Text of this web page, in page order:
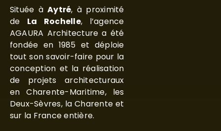
Située àAytré, à proximité
de La Rochelle, l’agence
AGAURA Architecture a été
fondée en 1985 et déploie
tout son savoir-faire pour la
conception et la réalisation
de projets architecturaux
en Charente-Maritime, les
Deux-Sèvres, la Charente et
sur la France entière.